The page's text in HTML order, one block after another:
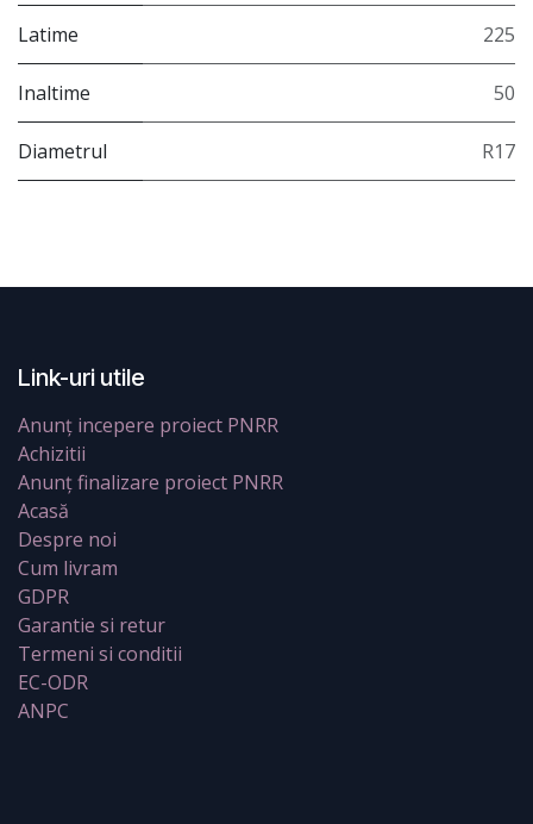
Latime 225
Inaltime 50
Diametrul R17
Link-uri utile
Anunț incepere proiect PNRR
Achizitii
Anunț finalizare proiect PNRR
Acasă
Despre noi
Cum livram
GDPR
Garantie si retur
Termeni si conditii
EC-ODR
ANPC